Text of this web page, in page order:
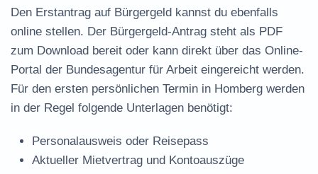
Den Erstantrag auf Bürgergeld kannst du ebenfalls
online stellen. Der Bürgergeld-Antrag steht als PDF
zum Download bereit oder kann direkt über das Online-
Portal der Bundesagentur für Arbeit eingereicht werden.
Für den ersten persönlichen Termin in Homberg werden
in der Regel folgende Unterlagen benötigt:
Personalausweis oder Reisepass
Aktueller Mietvertrag und Kontoauszüge